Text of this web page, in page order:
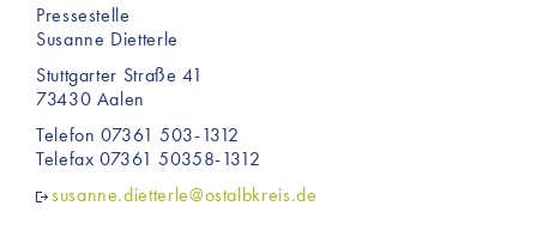
Pressestelle
Susanne Dietterle
Stuttgarter Straße 41
73430 Aalen
Telefon 07361 503-1312
Telefax 07361 50358-1312
susanne.dietterle@ostalbkreis.de